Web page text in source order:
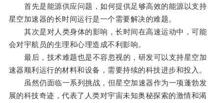
首先是能源供应问题，如何提供足够高效的能源以支持
星空加速器的长时间运行是一个需要解决的难题。
其次是对人类身体的影响，长时间在高速运动中，可能
会对宇航员的生理和心理造成不利影响。
最后，技术难题也是不容忽视的，研发可以支持星空加
速器顺利运行的材料和设备，需要持续的科技进步和投入。
虽然仍面临一系列挑战，但星空加速器作为一项蓬勃发
展的科技奇迹，代表了人类对宇宙未知奥秘探索的激情和渴